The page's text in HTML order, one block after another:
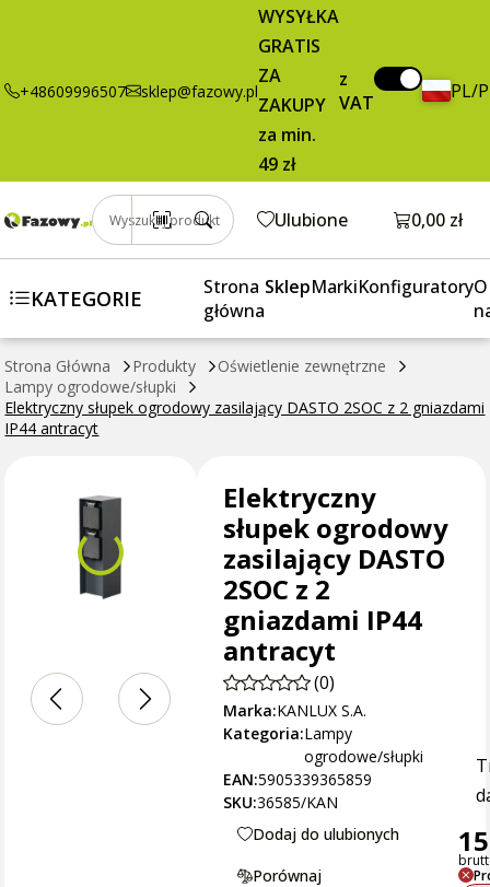
+48609996507 sklep@fazowy.pl
WYSYŁKA
GRATIS
ZA
ZAKUPY
za min.
49 zł
z
VAT
PL/
Wyszukaj produkt Ulubione Otwórz
0,00 zł
KATEGORIE
Strona
główna
SklepMarkiKonfiguratoryO
Strona Główna Produkty
Oświetlenie zewnętrzne
Lampy ogrodowe/słupki
Elektryczny słupek ogrodowy zasilający DASTO 2SOC z 2 gniazdami
IP44 antracyt
DASTO 2SOC z
brutto / szt. Dodaj do koszyka
Elektryczny
słupek ogrodowy
zasilający DASTO
2SOC z 2
gniazdami IP44
antracyt
(0)
Marka:KANLUX S.A.
Kategoria:Lampy
ogrodowe/słupki
EAN:5905339365859
SKU:36585/KAN
Dodaj do ulubionych
Porównaj